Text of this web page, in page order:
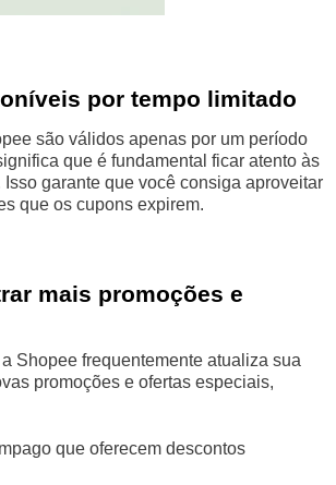
por tempo limitado
são válidos apenas por um período
que é fundamental ficar atento às
garante que você consiga aproveitar
que os cupons expirem.
mais promoções e
Shopee frequentemente atualiza sua
promoções e ofertas especiais,
que oferecem descontos